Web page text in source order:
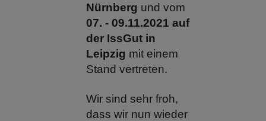
Nürnberg und vom
07. - 09.11.2021 auf
der IssGut in
Leipzig mit einem
Stand vertreten.
Wir sind sehr froh,
dass wir nun wieder